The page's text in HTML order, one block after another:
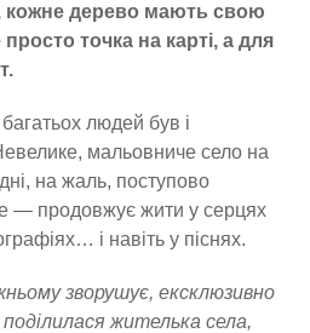
кожне дерево мають свою
точка на карті, а для
людей був і
мальовниче село на
на жаль, поступово
— продовжує жити у серцях
і навіть у піснях.
зворушує, ексклюзивно
жителька села,